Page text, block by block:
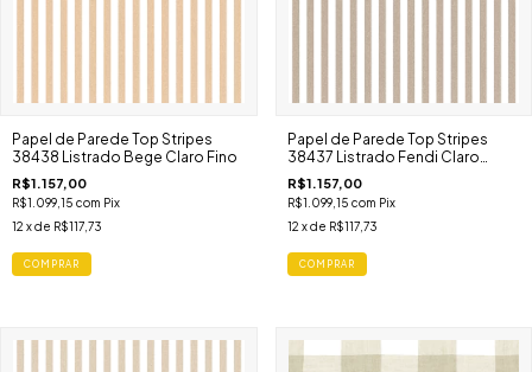
Papel de Parede Top Stripes
38438 Listrado Bege Claro Fino
R$1.157,00
R$1.099,15 com Pix
12 x de R$117,73
Papel de Parede Top Stripes
38437 Listrado Fendi Claro
Grosso
R$1.157,00
R$1.099,15 com Pix
12 x de R$117,73